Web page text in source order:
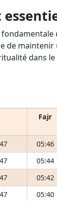
de
dans
Fajr
05:46
05:44
05:42
05:40